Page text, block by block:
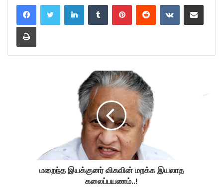
LinkedInTumblr PinterestReddit VKontakteShare via Email
Print
மறைந்த இயக்குனர் விசுவின் மறக்க இயலாத
கலைப்பயணம்..!